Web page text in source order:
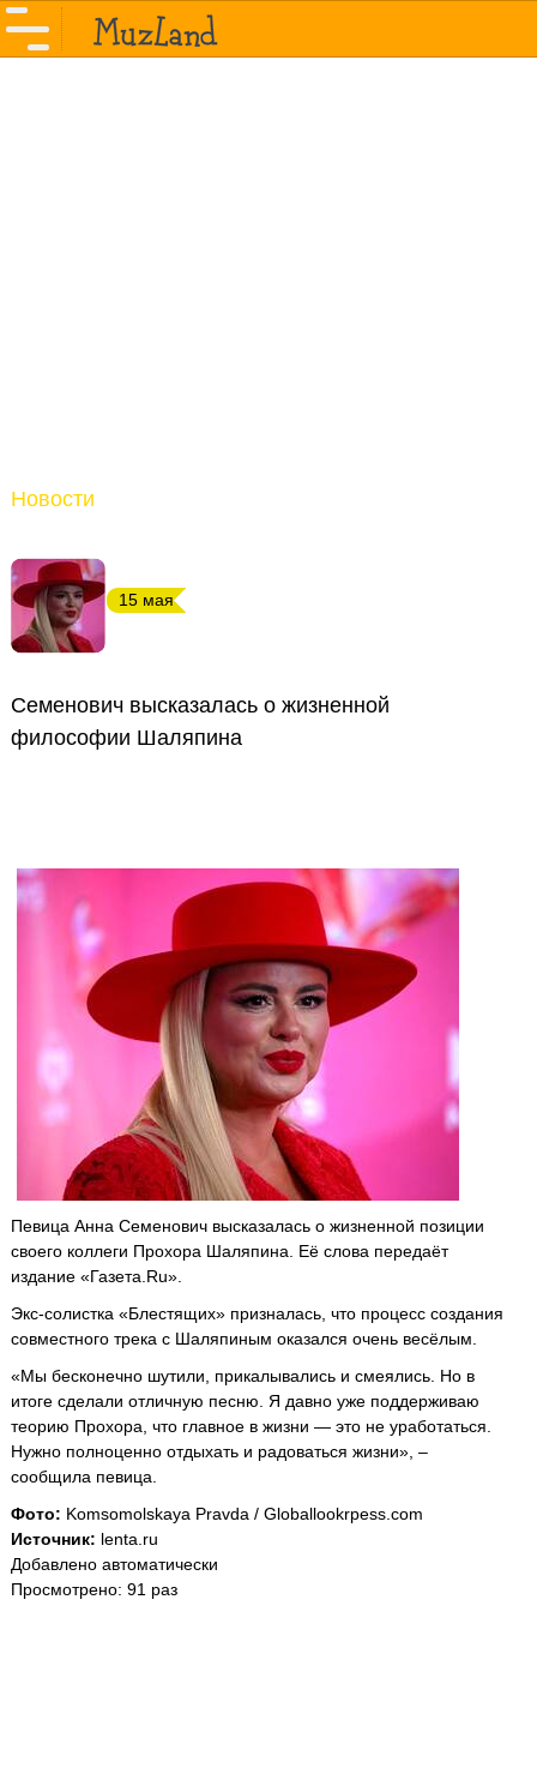
Новости
15 мая
Семенович высказалась о жизненной
философии Шаляпина
Певица Анна Семенович высказалась о жизненной позиции
своего коллеги Прохора Шаляпина. Её слова передаёт
издание «Газета.Ru».
Экс-солистка «Блестящих» призналась, что процесс создания
совместного трека с Шаляпиным оказался очень весёлым.
«Мы бесконечно шутили, прикалывались и смеялись. Но в
итоге сделали отличную песню. Я давно уже поддерживаю
теорию Прохора, что главное в жизни — это не уработаться.
Нужно полноценно отдыхать и радоваться жизни», –
сообщила певица.
Фото: Komsomolskaya Pravda / Globallookrpess.com
Источник: lenta.ru
Добавлено автоматически
Просмотрено: 91 раз